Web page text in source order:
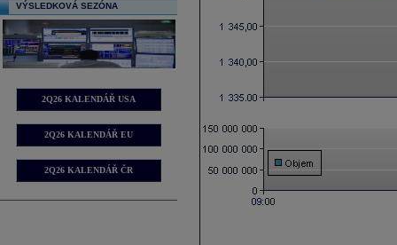
VÝSLEDKOVÁ SEZÓNA
2Q26 KALENDÁŘ USA
2Q26 KALENDÁŘ EU
2Q26 KALENDÁŘ ČR